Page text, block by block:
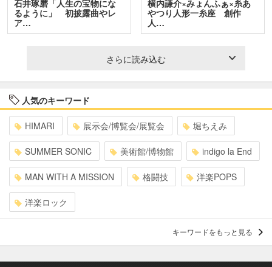
石井琢磨「人生の宝物にな
るように」 初披露曲やレ
ア…
横内謙介×みょんふぁ×糸あ
やつり人形一糸座 創作
人…
さらに読み込む
人気のキーワード
HIMARI 展示会/博覧会/展覧会 堀ちえみ
SUMMER SONIC 美術館/博物館 indigo la End
MAN WITH A MISSION 格闘技 洋楽POPS
洋楽ロック
キーワードをもっと見る